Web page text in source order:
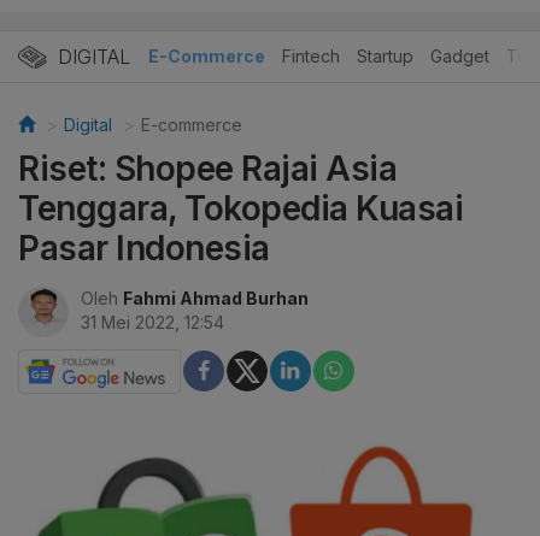
DIGITAL E-Commerce Fintech Startup Gadget
Digital E-commerce
Riset: Shopee Rajai Asia
Tenggara, Tokopedia Kuasai
Pasar Indonesia
Oleh Fahmi Ahmad Burhan
31 Mei 2022, 12:54